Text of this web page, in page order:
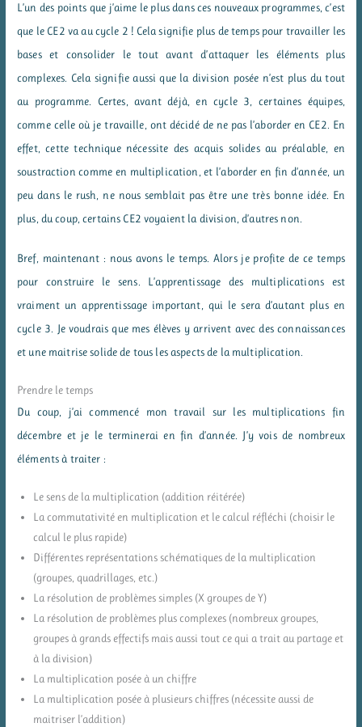
L’un des points que j’aime le plus dans ces nouveaux programmes, c’est
que le CE2 va au cycle 2 ! Cela signifie plus de temps pour travailler les
bases et consolider le tout avant d’attaquer les éléments plus
complexes. Cela signifie aussi que la division posée n’est plus du tout
au programme. Certes, avant déjà, en cycle 3, certaines équipes,
comme celle où je travaille, ont décidé de ne pas l’aborder en CE2. En
effet, cette technique nécessite des acquis solides au préalable, en
soustraction comme en multiplication, et l’aborder en fin d’année, un
peu dans le rush, ne nous semblait pas être une très bonne idée. En
plus, du coup, certains CE2 voyaient la division, d’autres non.
Bref, maintenant : nous avons le temps. Alors je profite de ce temps
pour construire le sens. L’apprentissage des multiplications est
vraiment un apprentissage important, qui le sera d’autant plus en
cycle 3. Je voudrais que mes élèves y arrivent avec des connaissances
et une maitrise solide de tous les aspects de la multiplication.
Prendre le temps
Du coup, j’ai commencé mon travail sur les multiplications fin
décembre et je le terminerai en fin d’année. J’y vois de nombreux
éléments à traiter :
Le sens de la multiplication (addition réitérée)
La commutativité en multiplication et le calcul réfléchi (choisir le
calcul le plus rapide)
Différentes représentations schématiques de la multiplication
(groupes, quadrillages, etc.)
La résolution de problèmes simples (X groupes de Y)
La résolution de problèmes plus complexes (nombreux groupes,
groupes à grands effectifs mais aussi tout ce qui a trait au partage et
à la division)
La multiplication posée à un chiffre
La multiplication posée à plusieurs chiffres (nécessite aussi de
maitriser l’addition)